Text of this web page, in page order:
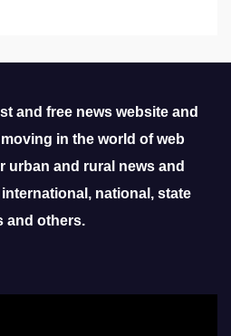
and free news website and
in the world of web
urban and rural news and
national, state
and others.